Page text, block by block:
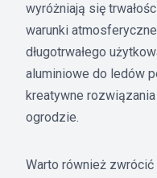
wyróżniają się
warunki
długotrwałego
aluminiowe do ledów
kreatywne
ogrodzie.
Warto również